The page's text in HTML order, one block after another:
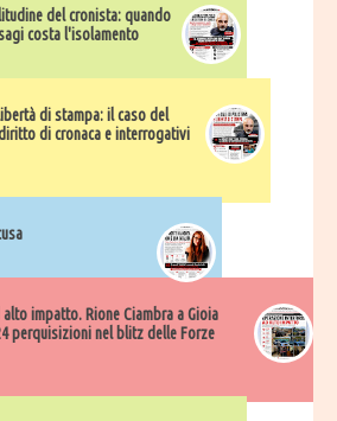
del cronista: quando
costa l'isolamento
di stampa: il caso del
di cronaca e interrogativi
impatto. Rione Ciambra a Gioia
perquisizioni nel blitz delle Forze